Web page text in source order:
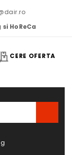
HoReCa
CERE OFERTA